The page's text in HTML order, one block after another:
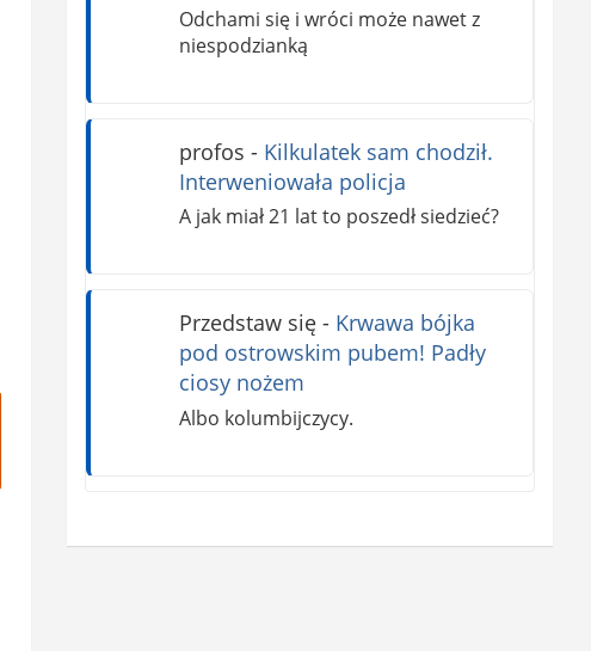
Odchami się i wróci może nawet z
niespodzianką
profos - Kilkulatek sam chodził.
Interweniowała policja
A jak miał 21 lat to poszedł siedzieć?
Przedstaw się- Krwawa bójka
pod ostrowskim pubem! Padły
ciosy nożem
Albo kolumbijczycy.